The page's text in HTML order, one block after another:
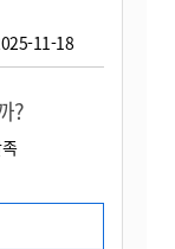
11-18
?